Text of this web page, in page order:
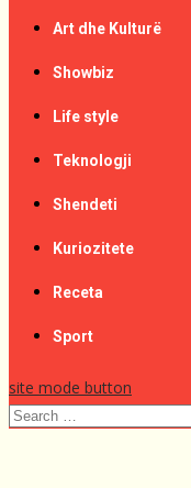
Art dhe Kulturë
Showbiz
Life style
Teknologji
Shendeti
Kuriozitete
Receta
Sport
site mode button
Search